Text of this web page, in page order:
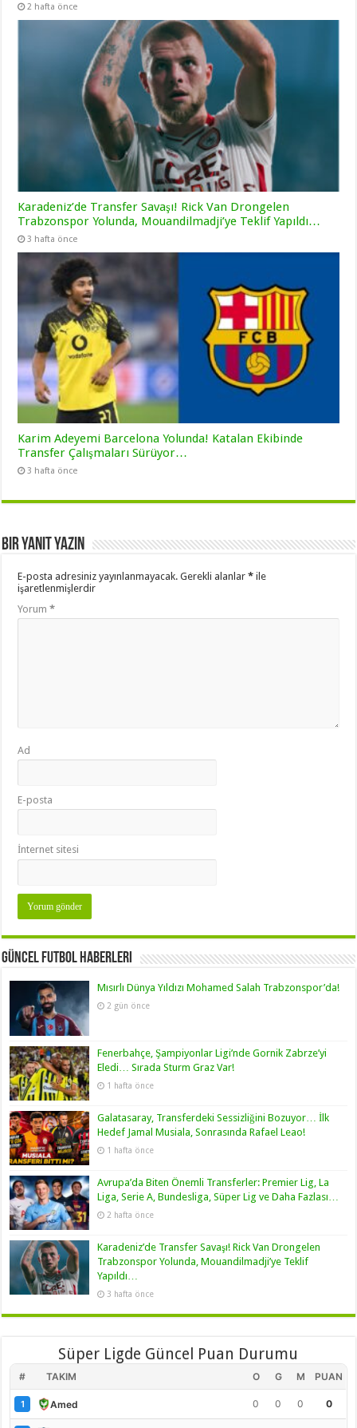
2 hafta önce
Karadeniz’de Transfer Savaşı! Rick Van Drongelen
Trabzonspor Yolunda, Mouandilmadji’ye Teklif Yapıldı…
3 hafta önce
Karim Adeyemi Barcelona Yolunda! Katalan Ekibinde
Transfer Çalışmaları Sürüyor…
3 hafta önce
Bir yanıt yazın
E-posta adresiniz yayınlanmayacak. Gerekli alanlar* ile
işaretlenmişlerdir
Yorum*
Ad
E-posta
İnternet sitesi
Güncel Futbol Haberleri
Mısırlı Dünya Yıldızı Mohamed Salah Trabzonspor’da!
2 gün önce
Fenerbahçe, Şampiyonlar Ligi’nde Gornik Zabrze’yi
Eledi… Sırada Sturm Graz Var!
1 hafta önce
Galatasaray, Transferdeki Sessizliğini Bozuyor… İlk
Hedef Jamal Musiala, Sonrasında Rafael Leao!
1 hafta önce
Avrupa’da Biten Önemli Transferler: Premier Lig, La
Liga, Serie A, Bundesliga, Süper Lig ve Daha Fazlası…
2 hafta önce
Karadeniz’de Transfer Savaşı! Rick Van Drongelen
Trabzonspor Yolunda, Mouandilmadji’ye Teklif
Yapıldı…
3 hafta önce
Süper Ligde Güncel Puan Durumu
# TAKIM O G M PUAN
1 Amed 0 0 0 0